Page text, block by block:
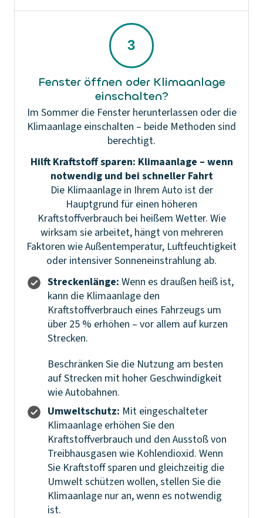
Fenster öffnen oder Klimaanlage
einschalten?
Im Sommer die Fenster herunterlassen oder die
Klimaanlage einschalten – beide Methoden sind
berechtigt.
Hilft Kraftstoff sparen: Klimaanlage – wenn
notwendig und bei schneller Fahrt
Die Klimaanlage in Ihrem Auto ist der
Hauptgrund für einen höheren
Kraftstoffverbrauch bei heißem Wetter. Wie
wirksam sie arbeitet, hängt von mehreren
Faktoren wie Außentemperatur, Luftfeuchtigkeit
oder intensiver Sonneneinstrahlung ab.
Streckenlänge: Wenn es draußen heiß ist,
kann die Klimaanlage den
Kraftstoffverbrauch eines Fahrzeugs um
über 25 % erhöhen – vor allem auf kurzen
Strecken.
Beschränken Sie die Nutzung am besten
auf Strecken mit hoher Geschwindigkeit
wie Autobahnen.
Umweltschutz: Mit eingeschalteter
Klimaanlage erhöhen Sie den
Kraftstoffverbrauch und den Ausstoß von
Treibhausgasen wie Kohlendioxid. Wenn
Sie Kraftstoff sparen und gleichzeitig die
Umwelt schützen wollen, stellen Sie die
Klimaanlage nur an, wenn es notwendig
ist.